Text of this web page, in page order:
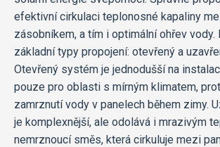
efektivní cirkulaci teplonosné kapaliny
zásobníkem, a tím i optimální ohřev vody.
základní typy propojení: otevřený a
Otevřený systém je jednodušší na
pouze pro oblasti s mírným klimatem,
zamrznutí vody v panelech během zimy.
je komplexnější, ale odolává i mrazivým
nemrznoucí směs, která cirkuluje mezi